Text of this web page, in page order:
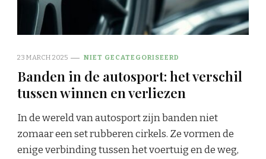
23 MARCH 2025 NIET GECATEGORISEERD
Banden in de autosport: het verschil
tussen winnen en verliezen
In de wereld van autosport zijn banden niet
zomaar een set rubberen cirkels. Ze vormen de
enige verbinding tussen het voertuig en de weg,